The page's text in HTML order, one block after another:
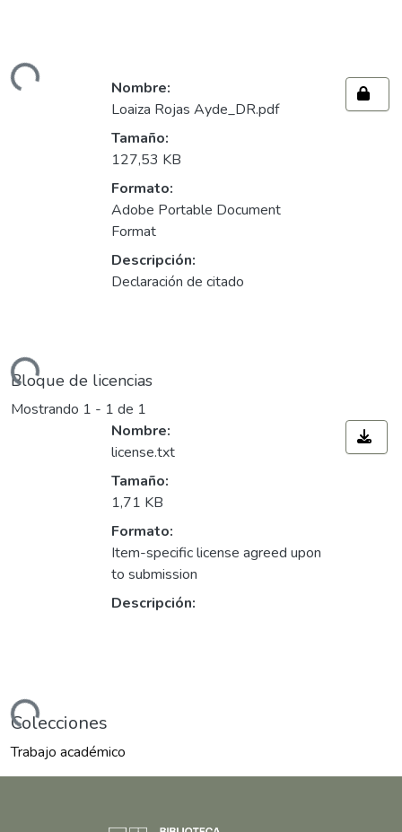
Nombre:
Loaiza Rojas Ayde_DR.pdf
Tamaño:
127,53 KB
Formato:
Adobe Portable Document
Format
Descripción:
Declaración de citado
Bloque de licencias
Mostrando 1 - 1 de 1
Nombre:
license.txt
Tamaño:
1,71 KB
Formato:
Item-specific license agreed upon
to submission
Descripción:
Colecciones
Trabajo académico